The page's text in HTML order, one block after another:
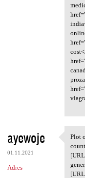
ayewoje
01.11.2021
Adres
Plot
Plot